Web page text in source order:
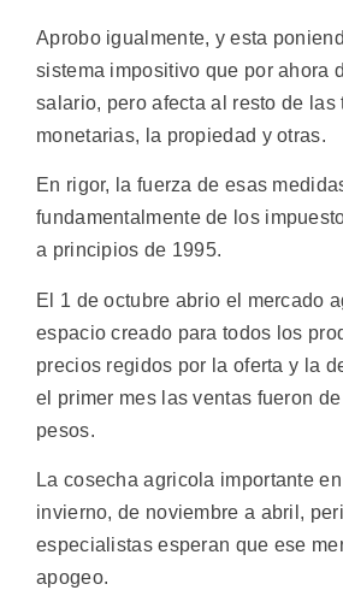
Aprobo igualmente, y esta
sistema impositivo que por ahora
salario, pero afecta al resto de las
monetarias, la propiedad y otras.
En rigor, la fuerza de esas
fundamentalmente de los
a principios de 1995.
El 1 de octubre abrio el mercado
espacio creado para todos los
precios regidos por la oferta y la
el primer mes las ventas fueron
pesos.
La cosecha agricola importante
invierno, de noviembre a abril,
especialistas esperan que ese
apogeo.